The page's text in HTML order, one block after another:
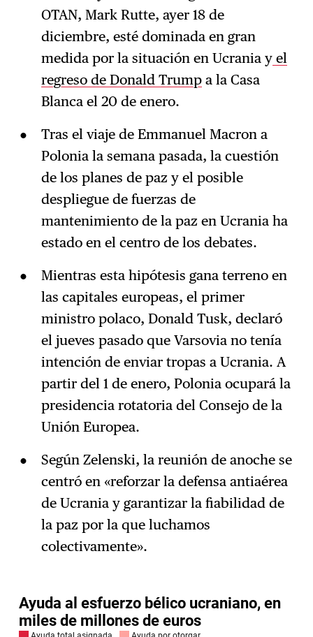
OTAN, Mark Rutte, ayer 18 de
diciembre, esté dominada en gran
medida por la situación en Ucrania yel
regreso de Donald Trumpa la Casa
Blanca el 20 de enero.
Tras el viaje de Emmanuel Macron a
Polonia la semana pasada, la cuestión
de los planes de paz y el posible
despliegue de fuerzas de
mantenimiento de la paz en Ucrania ha
estado en el centro de los debates.
Mientras esta hipótesis gana terreno en
las capitales europeas, el primer
ministro polaco, Donald Tusk, declaró
el jueves pasado que Varsovia no tenía
intención de enviar tropas a Ucrania. A
partir del 1 de enero, Polonia ocupará la
presidencia rotatoria del Consejo de la
Unión Europea.
Según Zelenski, la reunión de anoche se
centró en «reforzar la defensa antiaérea
de Ucrania y garantizar la fiabilidad de
la paz por la que luchamos
colectivamente».